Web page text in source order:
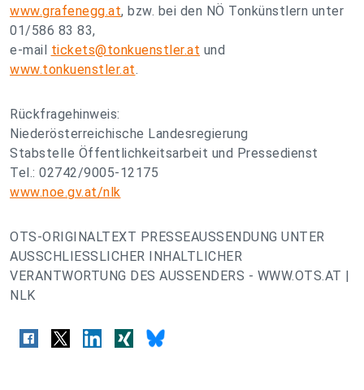
www.grafenegg.at, bzw. bei den NÖ Tonkünstlern unter
01/586 83 83,
e-mail tickets@tonkuenstler.at und
www.tonkuenstler.at.
Rückfragehinweis:
Niederösterreichische Landesregierung
Stabstelle Öffentlichkeitsarbeit und Pressedienst
Tel.: 02742/9005-12175
www.noe.gv.at/nlk
OTS-ORIGINALTEXT PRESSEAUSSENDUNG UNTER
AUSSCHLIESSLICHER INHALTLICHER
VERANTWORTUNG DES AUSSENDERS - WWW.OTS.AT |
NLK